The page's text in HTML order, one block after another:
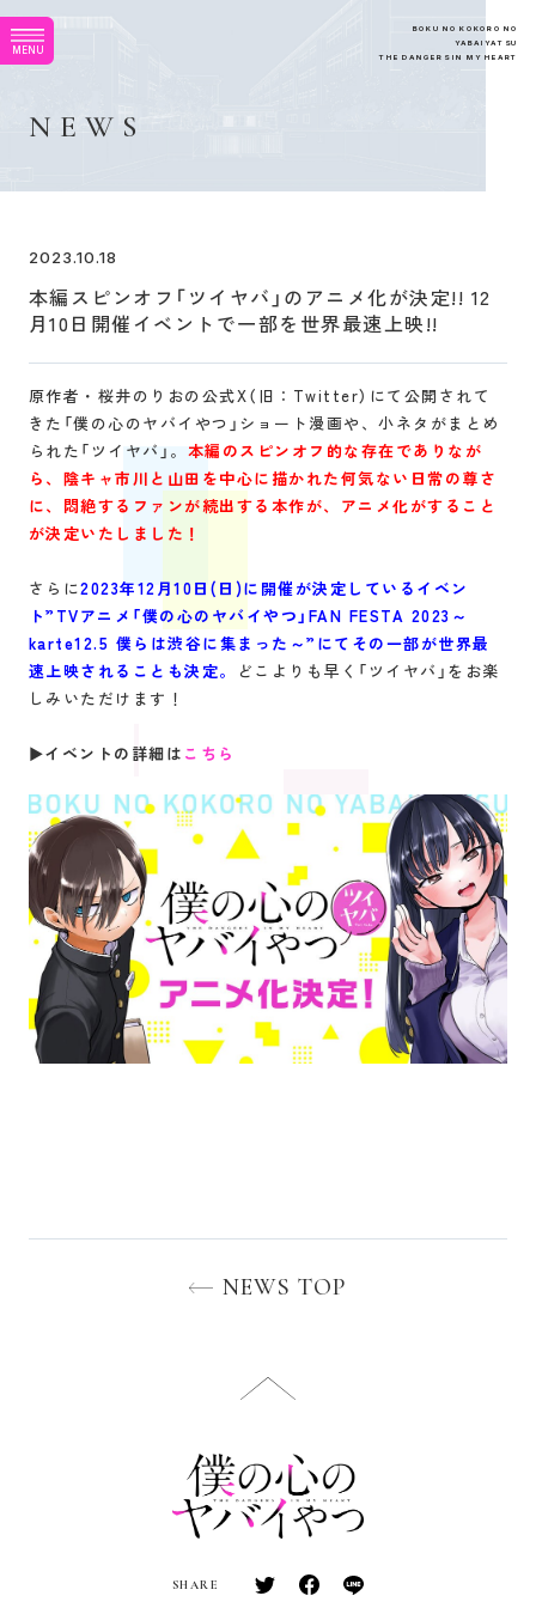
M EN U
BOK U N O K O KOR O N O
YABAIYAT SU
THE DANGER S IN M Y H E ART
N E W S
2023.10.18
本編スピンオフ「ツイヤバ」のアニメ化が決定!! 12
月10日開催イベントで一部を世界最速上映!!
原作者・桜井のりおの公式X（旧：Twitter）にて公開されて
きた「僕の心のヤバイやつ」ショート漫画や、小ネタがまとめ
られた「ツイヤバ」。 本編のスピンオフ的な存在でありなが
ら、陰キャ市川と山田を中心に描かれた何気ない日常の尊さ
に、悶絶するファンが続出する本作が、アニメ化がすること
が決定いたしました！
さらに2023年12月10日(日)に開催が決定しているイベン
ト”TVアニメ「僕の心のヤバイやつ」FAN FESTA 2023～
karte12.5 僕らは渋谷に集まった～”にてその一部が世界最
速上映されることも決定。
どこよりも早く「ツイヤバ」をお楽
しみいただけます！
▶イベントの詳細は こちら
NEWS TOP
SHARE